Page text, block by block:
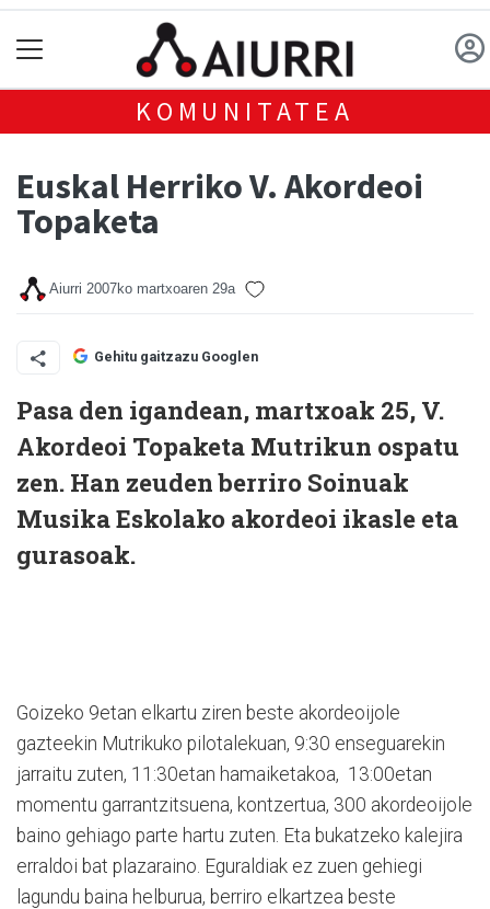
KOMUNITATEA
Euskal Herriko V. Akordeoi
Topaketa
Aiurri 2007ko martxoaren 29a
Gehitu gaitzazu Googlen
Pasa den igandean, martxoak 25, V.
Akordeoi Topaketa Mutrikun ospatu
zen. Han zeuden berriro Soinuak
Musika Eskolako akordeoi ikasle eta
gurasoak.
Goizeko 9etan elkartu ziren beste akordeoijole
gazteekin Mutrikuko pilotalekuan, 9:30 enseguarekin
jarraitu zuten, 11:30etan hamaiketakoa, 13:00etan
momentu garrantzitsuena, kontzertua, 300 akordeoijole
baino gehiago parte hartu zuten. Eta bukatzeko kalejira
erraldoi bat plazaraino. Eguraldiak ez zuen gehiegi
lagundu baina helburua, berriro elkartzea beste